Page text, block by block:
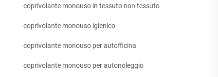
coprivolante monouso in tessuto non tessuto
coprivolante monouso igienico
coprivolante monouso per autofficina
coprivolante monouso per autonoleggio